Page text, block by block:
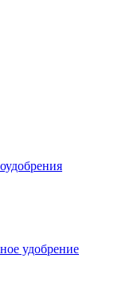
удобрение